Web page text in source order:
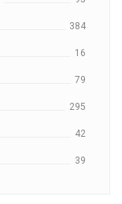
384
16
79
295
42
39